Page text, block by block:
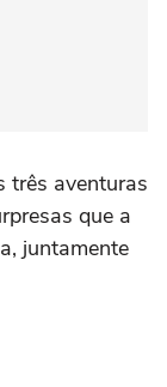
três aventuras
que a
juntamente